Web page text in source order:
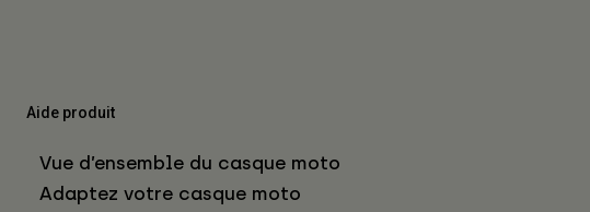
Aide produit
Vue d’ensemble du casque moto
Adaptez votre casque moto